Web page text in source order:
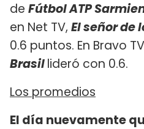
de Fútbol ATP
en Net TV, El señor de
0.6 puntos. En Bravo
Brasillideró con 0.6.
Los promedios
El día nuevamente